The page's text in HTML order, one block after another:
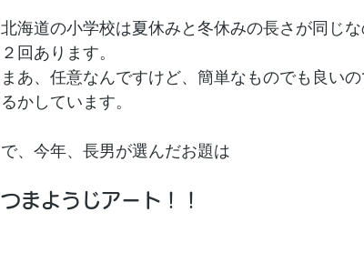
北海道の小学校は夏休みと冬休みの長さが同じ
２回あります。
まあ、任意なんですけど、簡単なものでも良い
るかしています。
で、今年、長男が選んだお題は
つまようじアート！！